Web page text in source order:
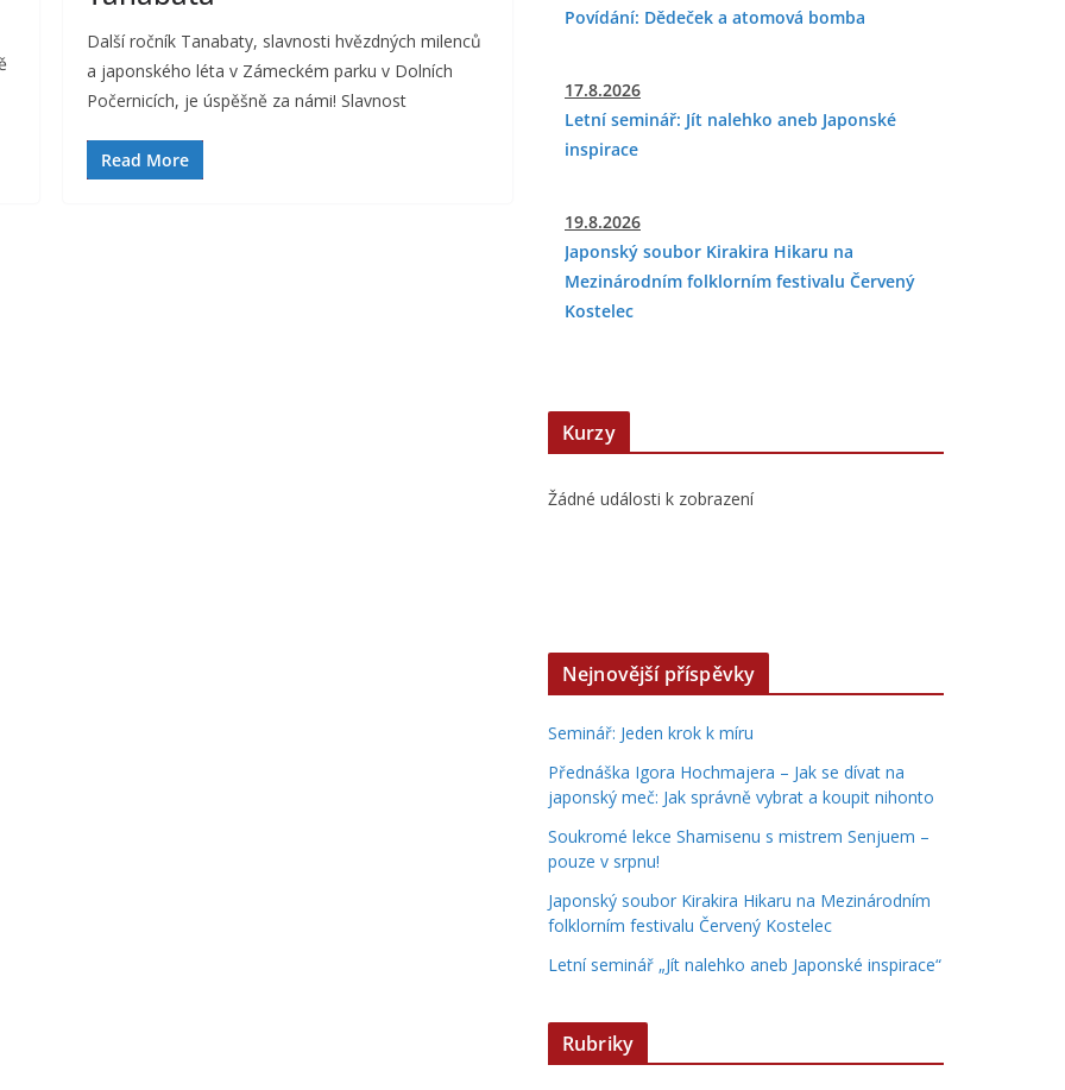
Další ročník Tanabaty, slavnosti hvězdných milenců
a japonského léta v Zámeckém parku v Dolních
Počernicích, je úspěšně za námi! Slavnost
Read More
Povídání: Dědeček a atomová bomba
17.8.2026
Letní seminář: Jít nalehko aneb Japonské
inspirace
19.8.2026
Japonský soubor Kirakira Hikaru na
Mezinárodním folklorním festivalu Červený
Kostelec
Kurzy
Žádné události k zobrazení
Nejnovější příspěvky
Seminář: Jeden krok k míru
Přednáška Igora Hochmajera – Jak se dívat na
japonský meč: Jak správně vybrat a koupit nihonto
Soukromé lekce Shamisenu s mistrem Senjuem –
pouze v srpnu!
Japonský soubor Kirakira Hikaru na Mezinárodním
folklorním festivalu Červený Kostelec
Letní seminář „Jít nalehko aneb Japonské inspirace“
Rubriky